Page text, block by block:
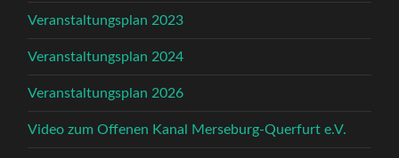
Veranstaltungsplan 2023
Veranstaltungsplan 2024
Veranstaltungsplan 2026
Video zum Offenen Kanal Merseburg-Querfurt e.V.